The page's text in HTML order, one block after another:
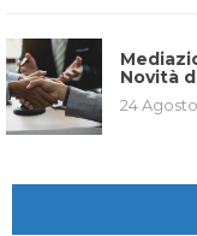
Novità
24